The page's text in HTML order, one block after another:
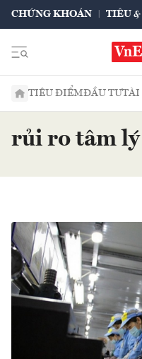
CHỨNG KHOÁN TIÊU
TIÊU ĐIỂMĐẦU TƯTÀI
rủi ro tâm lý